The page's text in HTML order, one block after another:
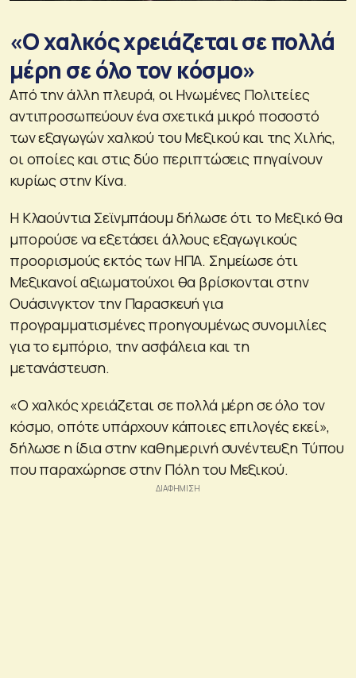
«Ο χαλκός χρειάζεται σε πολλά
μέρη σε όλο τον κόσμο»
Από την άλλη πλευρά, οι Ηνωμένες Πολιτείες
αντιπροσωπεύουν ένα σχετικά μικρό ποσοστό
των εξαγωγών χαλκού του Μεξικού και της Χιλής,
οι οποίες και στις δύο περιπτώσεις πηγαίνουν
κυρίως στην Κίνα.
Η Κλαούντια Σεϊνμπάουμ δήλωσε ότι το Μεξικό θα
μπορούσε να εξετάσει άλλους εξαγωγικούς
προορισμούς εκτός των ΗΠΑ. Σημείωσε ότι
Μεξικανοί αξιωματούχοι θα βρίσκονται στην
Ουάσινγκτον την Παρασκευή για
προγραμματισμένες προηγουμένως συνομιλίες
για το εμπόριο, την ασφάλεια και τη
μετανάστευση.
«Ο χαλκός χρειάζεται σε πολλά μέρη σε όλο τον
κόσμο, οπότε υπάρχουν κάποιες επιλογές εκεί»,
δήλωσε η ίδια στην καθημερινή συνέντευξη Τύπου
που παραχώρησε στην Πόλη του Μεξικού.